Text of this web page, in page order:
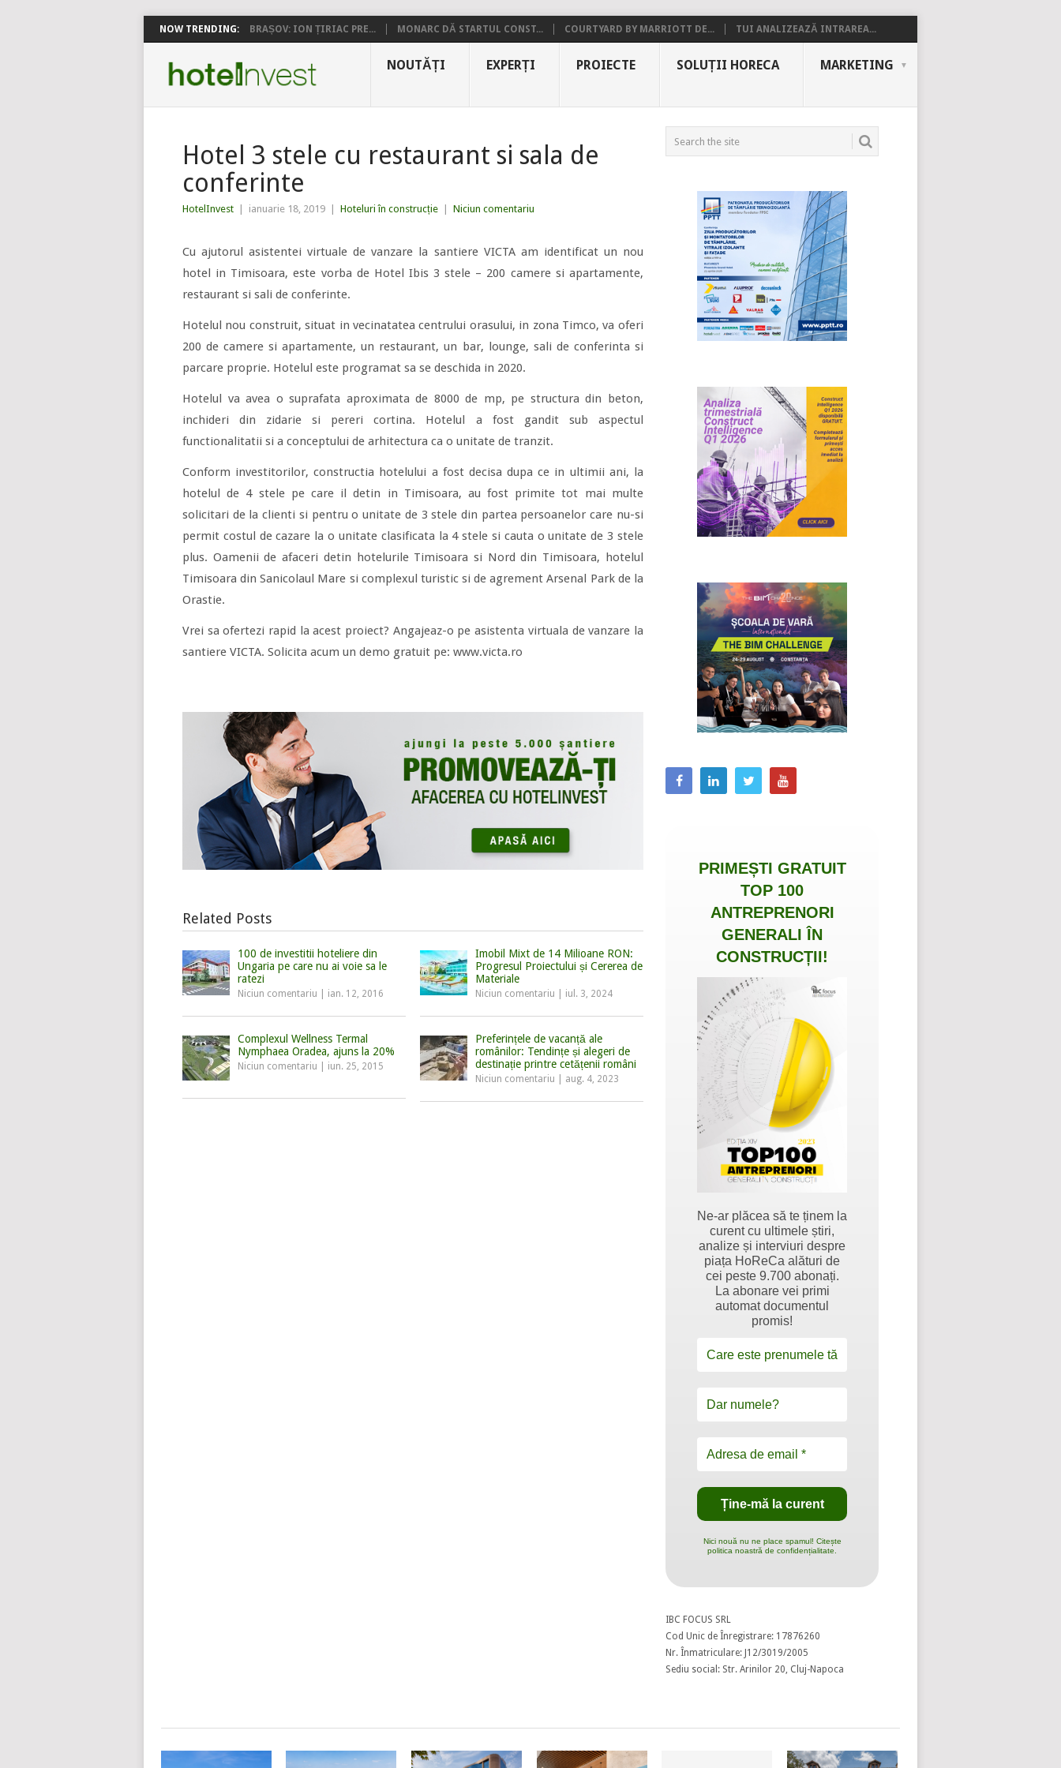
NOW TRENDING: BRAȘOV: ION ȚIRIAC PRE... MONARC DĂ STARTUL CONST... COURTYARD BY MARRIOTT DE... TUI ANALIZEAZĂ INTRAREA...
NOUTĂȚI EXPERȚI PROIECTE SOLUȚII HORECA MARKETING
Hotel 3 stele cu restaurant si sala de
conferinte
HotelInvest ianuarie 18, 2019 Hoteluri în construcție Niciun comentariu
Cu ajutorul asistentei virtuale de vanzare la santiere VICTA am identificat un nou
hotel in Timisoara, este vorba de Hotel Ibis 3 stele – 200 camere si apartamente,
restaurant si sali de conferinte.
Hotelul nou construit, situat in vecinatatea centrului orasului, in zona Timco, va oferi
200 de camere si apartamente, un restaurant, un bar, lounge, sali de conferinta si
parcare proprie. Hotelul este programat sa se deschida in 2020.
Hotelul va avea o suprafata aproximata de 8000 de mp, pe structura din beton,
inchideri din zidarie si pereri cortina. Hotelul a fost gandit sub aspectul
functionalitatii si a conceptului de arhitectura ca o unitate de tranzit.
Conform investitorilor, constructia hotelului a fost decisa dupa ce in ultimii ani, la
hotelul de 4 stele pe care il detin in Timisoara, au fost primite tot mai multe
solicitari de la clienti si pentru o unitate de 3 stele din partea persoanelor care nu-si
permit costul de cazare la o unitate clasificata la 4 stele si cauta o unitate de 3 stele
plus. Oamenii de afaceri detin hotelurile Timisoara si Nord din Timisoara, hotelul
Timisoara din Sanicolaul Mare si complexul turistic si de agrement Arsenal Park de la
Orastie.
Vrei sa ofertezi rapid la acest proiect? Angajeaz-o pe asistenta virtuala de vanzare la
santiere VICTA. Solicita acum un demo gratuit pe: www.victa.ro
Related Posts
100 de investitii hoteliere din
Ungaria pe care nu ai voie sa le
ratezi
Niciun comentariu ian. 12, 2016
Imobil Mixt de 14 Milioane RON:
Progresul Proiectului și Cererea de
Materiale
Niciun comentariu iul. 3, 2024
Complexul Wellness Termal
Nymphaea Oradea, ajuns la 20%
Niciun comentariu iun. 25, 2015
Preferințele de vacanță ale
românilor: Tendințe și alegeri de
destinație printre cetățenii români
Niciun comentariu aug. 4, 2023
PRIMEȘTI GRATUIT
TOP 100
ANTREPRENORI
GENERALI ÎN
CONSTRUCȚII!
Ne-ar plăcea să te ținem la
curent cu ultimele știri,
analize și interviuri despre
piața HoReCa alături de
cei peste 9.700 abonați.
La abonare vei primi
automat documentul
promis!
Nici nouă nu ne place spamul! Citește
politica noastră de confidențialitate.
IBC FOCUS SRL
Cod Unic de Înregistrare: 17876260
Nr. Înmatriculare: J12/3019/2005
Sediu social: Str. Arinilor 20, Cluj-Napoca